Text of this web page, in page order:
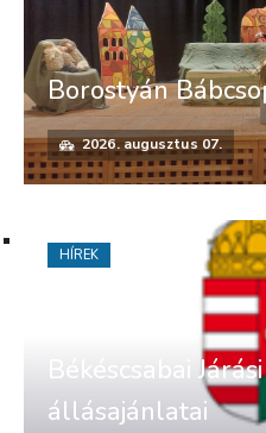
Borostyán
2026. augusztus 07.
Békéscsabai
állásajánlatai
HÍREK